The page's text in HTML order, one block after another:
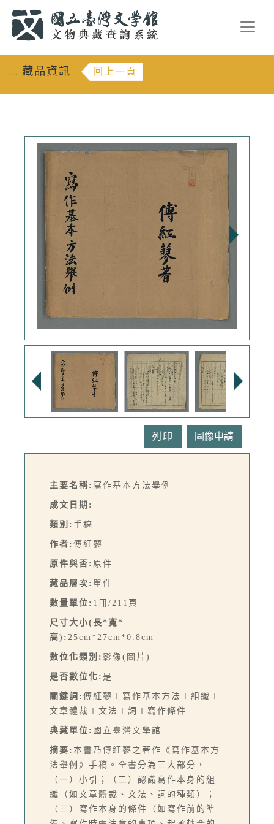
::: 藏品資訊 回上一頁
列印
主要名稱: 寫作基本方法舉例
成文日期:
類別: 手稿
作者: 傅紅蓼
原件與否: 原件
藏品層次: 單件
數量單位: 1冊/211頁
尺寸大小(長*寬*
高): 25cm*27cm*0.8cm
數位化類別: 影像(圖片)
是否數位化: 是
關鍵詞: 傅紅蓼∣寫作基本方法∣組織∣
文章體裁∣文法∣詞∣寫作條件
典藏單位: 國立臺灣文學館
摘要: 本書乃傅紅蓼之著作《寫作基本方
法舉例》手稿。全書分為三大部分，
（一）小引；（二）認識寫作本身的組
織（如文章體裁、文法、詞的種類）；
（三）寫作本身的條件（如寫作前的準